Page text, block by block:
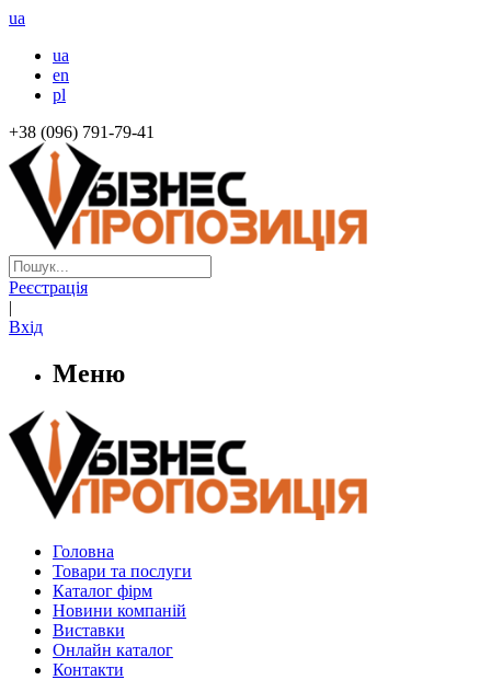
ua
ua
en
pl
+38 (096) 791-79-41
Реєстрація
|
Вхід
Меню
Головна
Товари та послуги
Каталог фірм
Новини компаній
Виставки
Онлайн каталог
Контакти